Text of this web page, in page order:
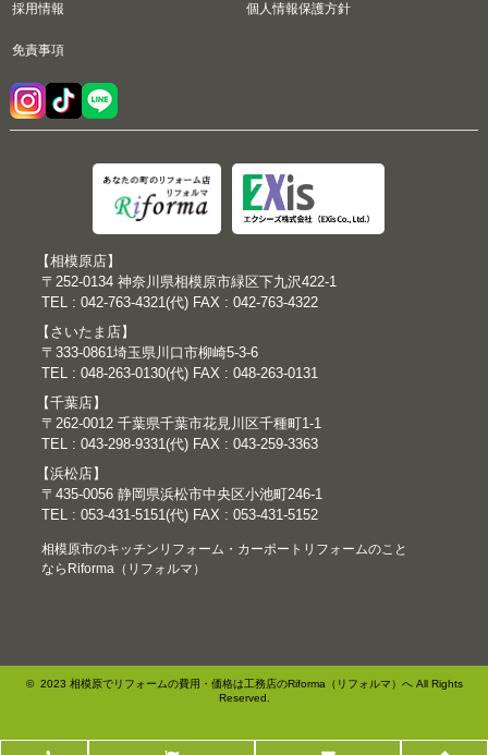
採用情報 個人情報保護方針
免責事項
【相模原店】
〒252-0134 神奈川県相模原市緑区下九沢422-1
TEL : 042-763-4321(代) FAX : 042-763-4322
【さいたま店】
〒333-0861埼玉県川口市柳崎5-3-6
TEL : 048-263-0130(代) FAX : 048-263-0131
【千葉店】
〒262-0012 千葉県千葉市花見川区千種町1-1
TEL : 043-298-9331(代) FAX : 043-259-3363
【浜松店】
〒435-0056 静岡県浜松市中央区小池町246-1
TEL : 053-431-5151(代) FAX : 053-431-5152
相模原市のキッチンリフォーム・カーポートリフォームのこと
ならRiforma（リフォルマ）
© 2023 相模原でリフォームの費用・価格は工務店のRiforma（リフォルマ）へ All Rights
Reserved.